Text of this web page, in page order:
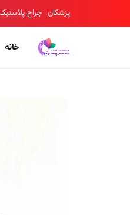
پزشکان جراح
خانه